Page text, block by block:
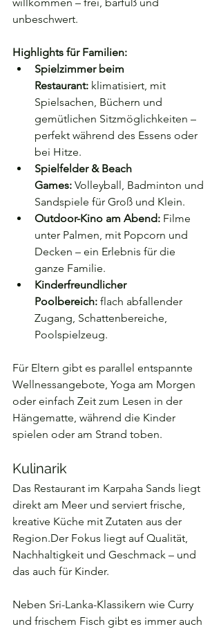
unbeschwert.
Highlights für Familien:
Spielzimmer beim
Restaurant: klimatisiert, mit
Spielsachen, Büchern und
gemütlichen Sitzmöglichkeiten –
perfekt während des Essens oder
bei Hitze.
Spielfelder & Beach
Games: Volleyball, Badminton und
Sandspiele für Groß und Klein.
Outdoor-Kino am Abend: Filme
unter Palmen, mit Popcorn und
Decken – ein Erlebnis für die
ganze Familie.
Kinderfreundlicher
Poolbereich: flach abfallender
Zugang, Schattenbereiche,
Poolspielzeug.
Für Eltern gibt es parallel entspannte
Wellnessangebote, Yoga am Morgen
oder einfach Zeit zum Lesen in der
Hängematte, während die Kinder
spielen oder am Strand toben.
Kulinarik
Das Restaurant im Karpaha Sands liegt
direkt am Meer und serviert frische,
kreative Küche mit Zutaten aus der
Region.Der Fokus liegt auf Qualität,
Nachhaltigkeit und Geschmack – und
das auch für Kinder.
Neben Sri-Lanka-Klassikern wie Curry
und frischem Fisch gibt es immer auch